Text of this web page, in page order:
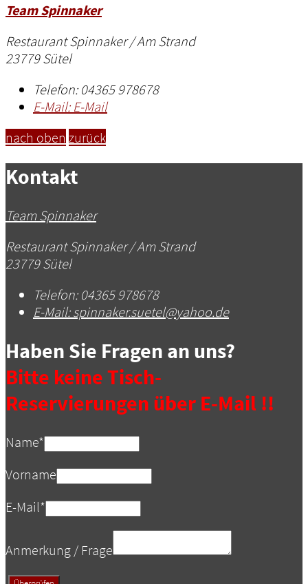
Team Spinnaker
Restaurant Spinnaker / Am Strand
23779 Sütel
Telefon:04365 978678
E-Mail:E-Mail
nach oben zurück
Kontakt
Team Spinnaker
Restaurant Spinnaker / Am Strand
23779 Sütel
Telefon: 04365 978678
E-Mail:spinnaker.suetel@yahoo.de
Haben Sie Fragen an uns?
Bitte keine Tisch-
Reservierungen über E-Mail !!
Name*
Vorname
E-Mail*
Anmerkung / Frage